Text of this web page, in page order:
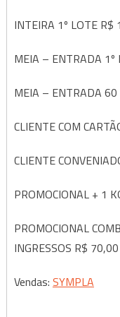
INTEIRA 1º LOTE R$
MEIA – ENTRADA
MEIA – ENTRADA
CLIENTE COM
CLIENTE
PROMOCIONAL + 1
PROMOCIONAL
INGRESSOS R$ 70,00
Vendas: SYMPLA